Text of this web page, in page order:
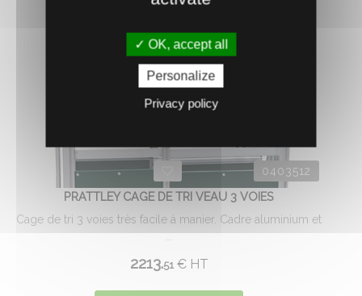
0403512
PRATTLEY CAGE DE TRI VEAU 3 VOIES
Cage de tri 3 voies très facile à manier. Cadre aluminium et
...
2213.51 €HT
OK, accept all
Personalize
Privacy policy